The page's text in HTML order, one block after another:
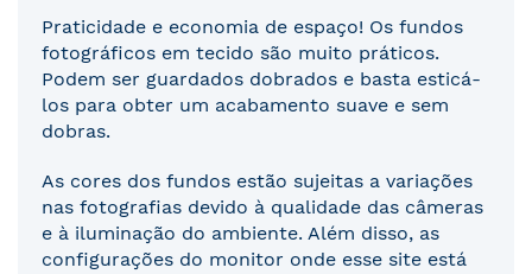
Praticidade e economia de espaço! Os fundos
fotográficos em tecido são muito práticos.
Podem ser guardados dobrados e basta esticá-
los para obter um acabamento suave e sem
dobras.
As cores dos fundos estão sujeitas a variações
nas fotografias devido à qualidade das câmeras
e à iluminação do ambiente. Além disso, as
configurações do monitor onde esse site está